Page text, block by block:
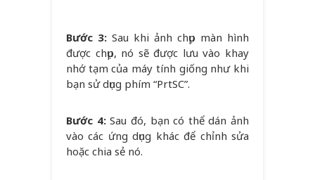
Bước 3: Sau khi ảnh chụp màn hình
được chụp, nó sẽ được lưu vào khay
nhớ tạm của máy tính giống như khi
bạn sử dụng phím “PrtSC”.
Bước 4:Sau đó, bạn có thể dán ảnh
vào các ứng dụng khác để chỉnh sửa
hoặc chia sẻ nó.